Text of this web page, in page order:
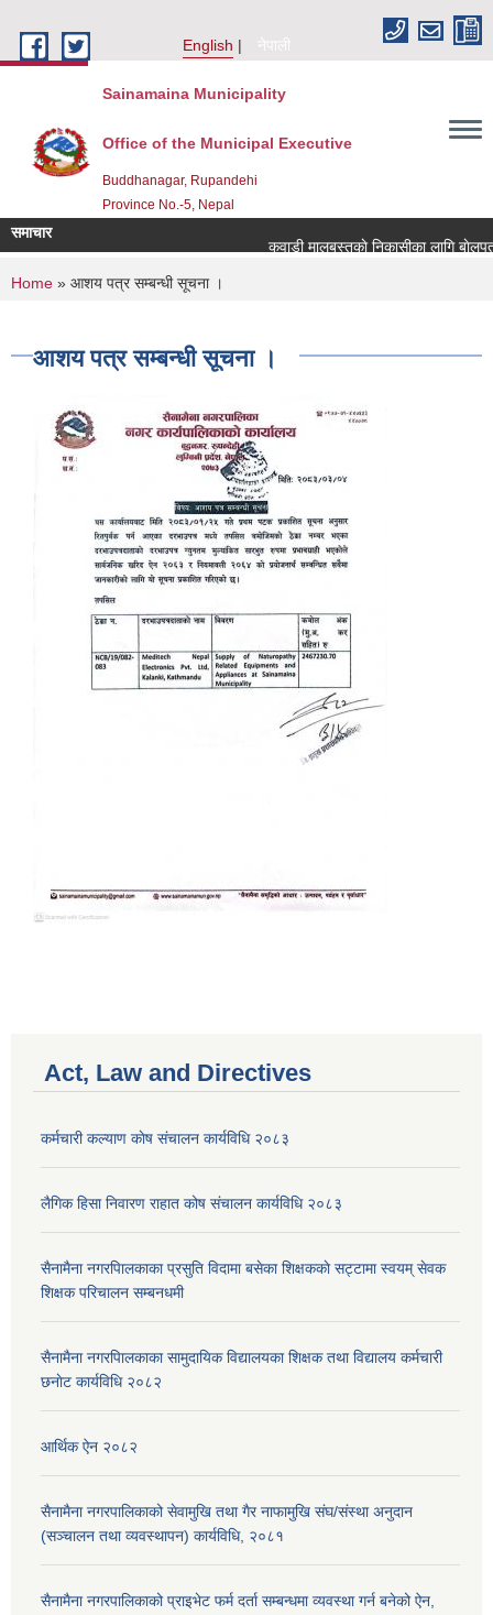
English
नेपाली
Sainamaina Municipality
Office of the Municipal Executive
Buddhanagar, Rupandehi
Province No.-5, Nepal
समाचार
कवाडी मालबस्तुकाे निकासीका लागि
You are here
Home » आशय पत्र सम्बन्धी सूचना ।
आशय पत्र सम्बन्धी सूचना ।
Act, Law and Directives
कर्मचारी कल्याण काेष संचालन कार्यविधि २०८३
लैगिक हिसा निवारण राहात कोष संचालन कार्यविधि २०८३
सैनामैना नगरपािलकाका प्रसुति विदामा बसेका शिक्षककाे सट्टामा स्वयम् सेवक
शिक्षक परिचालन सम्बनधमी
सैनामैना नगरपािलकाका सामुदायिक विद्यालयका शिक्षक तथा विद्यालय कर्मचारी
छनाेट कार्यविधि २०८२
आर्थिक ऐन २०८२
सैनामैना नगरपालिकाको सेवामुखि तथा गैर नाफामुखि संघ/संस्था अनुदान
(सञ्चालन तथा व्यवस्थापन) कार्यविधि, २०८१
सैनामैना नगरपालिकाको प्राइभेट फर्म दर्ता सम्बन्धमा व्यवस्था गर्न बनेको ऐन,